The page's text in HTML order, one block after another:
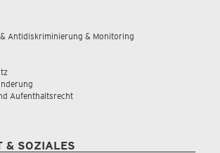
Antidiskriminierung & Monitoring
Aufenthaltsrecht
& SOZIALES